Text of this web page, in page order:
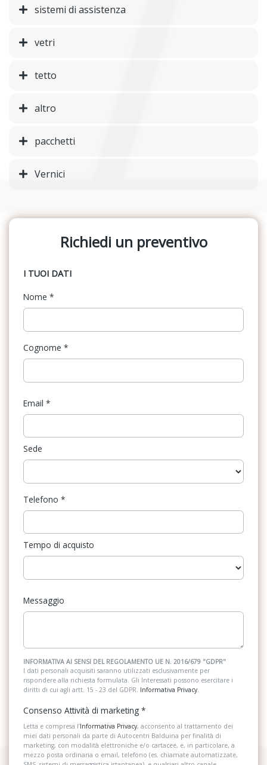
sistemi di assistenza
vetri
tetto
altro
pacchetti
Vernici
Richiedi un preventivo
I TUOI DATI
Nome *
Cognome *
Email *
Sede
Telefono *
Tempo di acquisto
Messaggio
INFORMATIVA AI SENSI DEL REGOLAMENTO UE N. 2016/679 "GDPR"
I dati personali acquisiti saranno utilizzati esclusivamente per
rispondere alla richiesta formulata. Gli Interessati possono esercitare i
diritti di cui agli artt. 15 - 23 del GDPR. Informativa Privacy.
Consenso Attività di marketing *
Letta e compresa l’Informativa Privacy, acconsento al trattamento dei
miei dati personali da parte di Autocentri Balduina per finalità di
marketing, con modalità elettroniche e/o cartacee, e, in particolare, a
mezzo posta ordinaria o email, telefono (es. chiamate automatizzate,